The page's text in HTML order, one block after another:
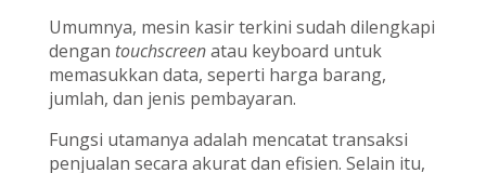
Umumnya, mesin kasir terkini sudah dilengkapi
dengan touchscreenatau keyboard untuk
memasukkan data, seperti harga barang,
jumlah, dan jenis pembayaran.
Fungsi utamanya adalah mencatat transaksi
penjualan secara akurat dan efisien. Selain itu,